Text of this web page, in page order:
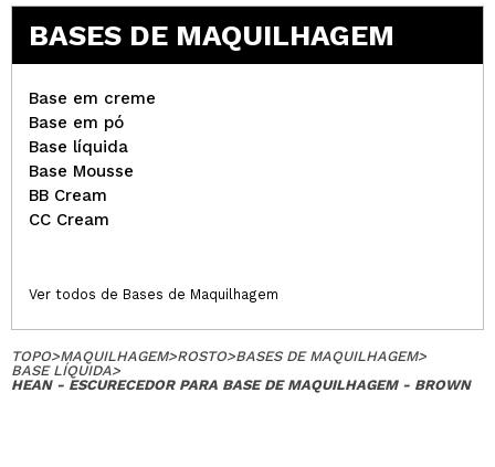
BASES DE MAQUILHAGEM
Base em creme
Base em pó
Base líquida
Base Mousse
BB Cream
CC Cream
Ver todos de Bases de Maquilhagem
TOPO>MAQUILHAGEM>ROSTO>BASES DE MAQUILHAGEM>
BASE LÍQUIDA>
HEAN - ESCURECEDOR PARA BASE DE MAQUILHAGEM - BROWN